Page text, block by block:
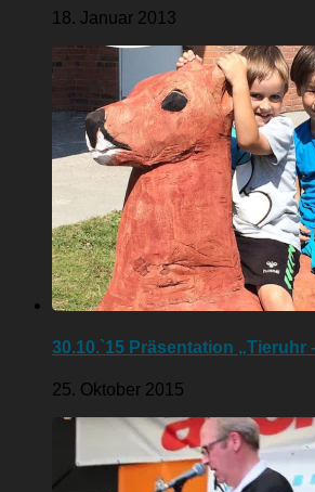
18. Januar 2013
30.10.`15 Präsentation „Tieruhr
25. Oktober 2015